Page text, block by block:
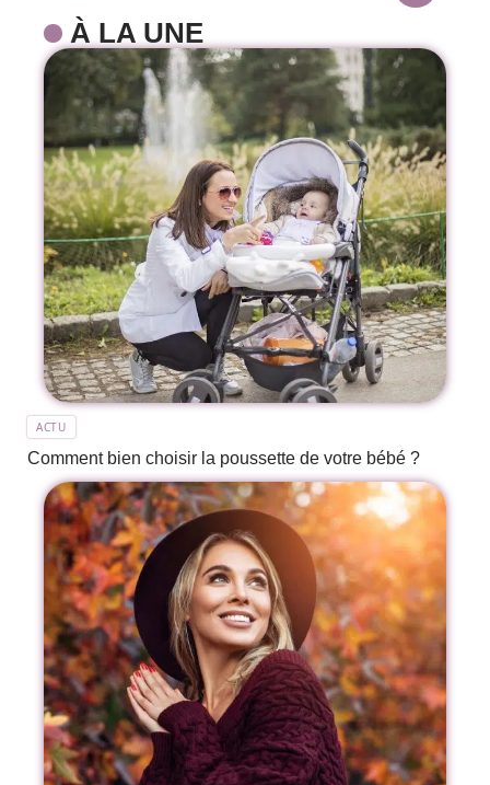
À LA UNE
ACTU
Comment bien choisir la poussette de votre bébé ?